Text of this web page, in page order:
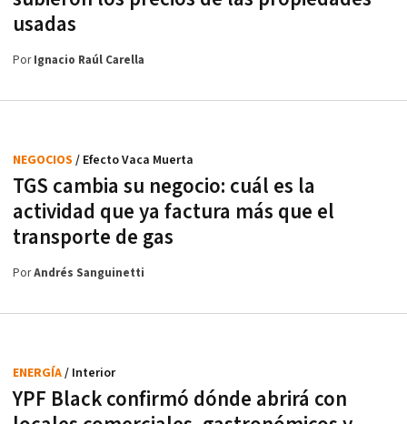
usadas
PorIgnacio Raúl Carella
TGS cambia su negocio: cuál es la
actividad que ya factura más que el
transporte de gas
NEGOCIOS / Efecto Vaca Muerta
PorAndrés Sanguinetti
YPF Black confirmó dónde abrirá con
ENERGÍA/ Interior